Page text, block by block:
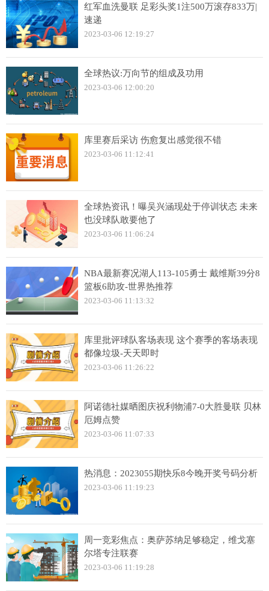
红军血洗曼联 足彩头奖1注500万滚存833万|
速递
2023-03-06 12:19:27
全球热议:万向节的组成及功用
2023-03-06 12:00:20
库里赛后采访 伤愈复出感觉很不错
2023-03-06 11:12:41
全球热资讯！曝吴兴涵现处于停训状态 未来
也没球队敢要他了
2023-03-06 11:06:24
NBA最新赛况湖人113-105勇士 戴维斯39分8
篮板6助攻-世界热推荐
2023-03-06 11:13:32
库里批评球队客场表现 这个赛季的客场表现
都像垃圾-天天即时
2023-03-06 11:26:22
阿诺德社媒晒图庆祝利物浦7-0大胜曼联 贝林
厄姆点赞
2023-03-06 11:07:33
热消息：2023055期快乐8今晚开奖号码分析
2023-03-06 11:19:23
周一竞彩焦点：奥萨苏纳足够稳定，维戈塞
尔塔专注联赛
2023-03-06 11:19:28